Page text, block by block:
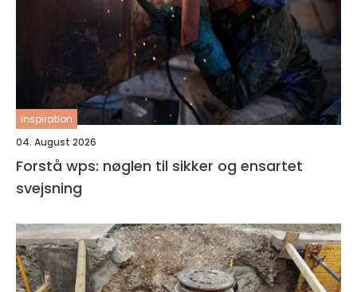
inspiration
04. August 2026
Forstå wps: nøglen til sikker og ensartet
svejsning